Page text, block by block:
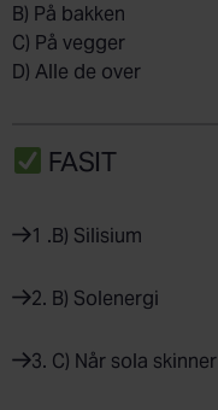
B) På bakken
C) På vegger
D) Alle de over
FASIT
1 .B) Silisium
2. B) Solenergi
3. C) Når sola skinner